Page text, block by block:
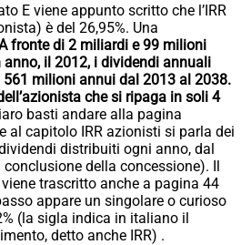
E viene appunto scritto che l’IRR
è del 26,95%. Una
fronte di 2 miliardi e 99 milioni
il 2012, i dividendi annuali
milioni annui dal 2013 al 2038.
che si ripaga in soli 4
basti andare alla pagina
al capitolo IRR azionisti si parla dei
distribuiti ogni anno, dal
della concessione). Il
trascritto anche a pagina 44
appare un singolare o curioso
(la sigla indica in italiano il
detto anche IRR) .